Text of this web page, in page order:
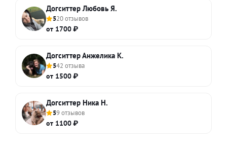
Догситтер Любовь Я.
520 отзывов
от 1700 ₽
Догситтер Анжелика К.
542 отзыва
от 1500 ₽
Догситтер Ника Н.
59 отзывов
от 1100 ₽